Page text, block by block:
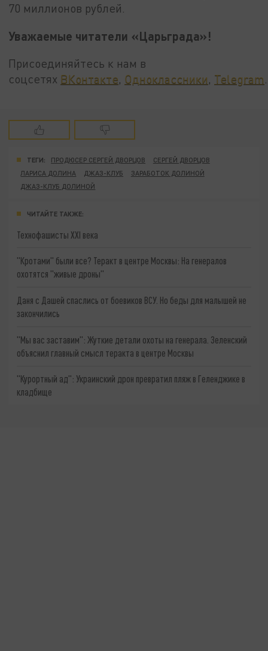
70 миллионов рублей.
Уважаемые читатели «Царьграда»!
Присоединяйтесь к нам в
соцсетях ВКонтакте, Одноклассники, Telegram
ТЕГИ: ПРОДЮСЕР СЕРГЕЙ ДВОРЦОВ
СЕРГЕЙ ДВОРЦОВ
ЛАРИСА ДОЛИНА
ДЖАЗ-КЛУБ
ЗАРАБОТОК ДОЛИНОЙ
ДЖАЗ-КЛУБ ДОЛИНОЙ
ЧИТАЙТЕ ТАКЖЕ:
Технофашисты XXI века
"Кротами" были все? Теракт в центре Москвы: На генералов
охотятся "живые дроны"
Даня с Дашей спаслись от боевиков ВСУ. Но беды для малышей не
закончились
"Мы вас заставим": Жуткие детали охоты на генерала. Зеленский
объяснил главный смысл теракта в центре Москвы
"Курортный ад": Украинский дрон превратил пляж в Геленджике в
кладбище